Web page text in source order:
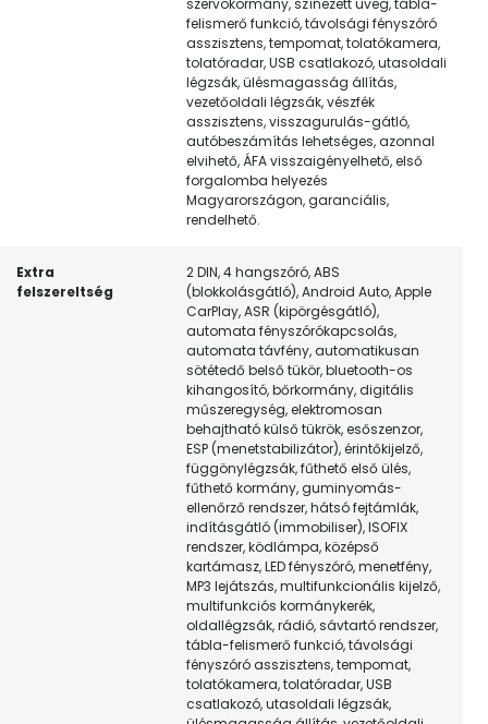
szervokormány, színezett üveg, tábla-
felismerő funkció, távolsági fényszóró
asszisztens, tempomat, tolatókamera,
tolatóradar, USB csatlakozó, utasoldali
légzsák, ülésmagasság állítás,
vezetőoldali légzsák, vészfék
asszisztens, visszagurulás-gátló,
autóbeszámítás lehetséges, azonnal
elvihető, ÁFA visszaigényelhető, első
forgalomba helyezés
Magyarországon, garanciális,
rendelhető.
Extra
felszereltség
2 DIN, 4 hangszóró, ABS
(blokkolásgátló), Android Auto, Apple
CarPlay, ASR (kipörgésgátló),
automata fényszórókapcsolás,
automata távfény, automatikusan
sötétedő belső tükör, bluetooth-os
kihangosító, bőrkormány, digitális
műszeregység, elektromosan
behajtható külső tükrök, esőszenzor,
ESP (menetstabilizátor), érintőkijelző,
függönylégzsák, fűthető első ülés,
fűthető kormány, guminyomás-
ellenőrző rendszer, hátsó fejtámlák,
indításgátló (immobiliser), ISOFIX
rendszer, ködlámpa, középső
kartámasz, LED fényszóró, menetfény,
MP3 lejátszás, multifunkcionális kijelző,
multifunkciós kormánykerék,
oldallégzsák, rádió, sávtartó rendszer,
tábla-felismerő funkció, távolsági
fényszóró asszisztens, tempomat,
tolatókamera, tolatóradar, USB
csatlakozó, utasoldali légzsák,